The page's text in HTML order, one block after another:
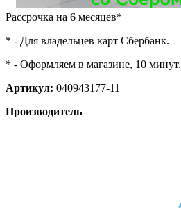
Рассрочка на 6 месяцев*
* - Для владельцев карт Сбербанк.
* - Оформляем в магазине, 10 минут.
Артикул: 040943177-11
Производитель